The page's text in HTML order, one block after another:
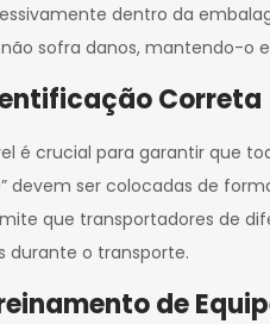
dentro da
sofra danos, mantendo-o
Correta
é crucial para garantir que
devem ser colocadas de
que transportadores de
durante o transporte.
de